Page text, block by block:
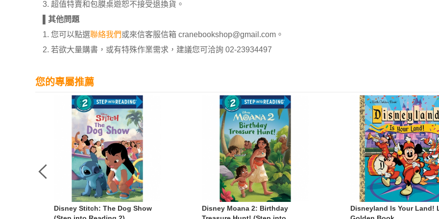
3. 超值特賣和包膜桌遊恕不接受退換貨。
其他問題
1. 您可以點選聯絡我們或來信客服信箱 cranebookshop@gmail.com。
2. 若欲大量購書，或有特殊作業需求，建議您可洽詢 02-23934497
您的專屬推薦
Disney Stitch: The Dog Show
Disney Moana 2: Birthday
Disneyland Is Your Land!